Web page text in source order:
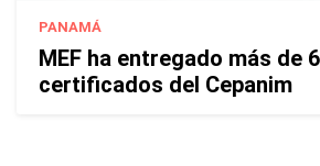
PANAMÁ
MEF ha entregado más de
certificados del Cepanim